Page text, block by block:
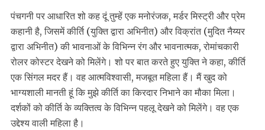
पंचगनी पर आधारित शो कह दूं तुम्हें एक मनोरंजक, मर्डर मिस्ट्री और प्रेम
कहानी है, जिसमें कीर्ति (युक्ति द्वारा अभिनीत) और विक्रांत (मुदित नैय्यर
द्वारा अभिनीत) की भावनाओं के विभिन्न रंग और भावनात्मक, रोमांचकारी
रोलर कोस्टर देखने को मिलेंगे। शो पर बात करते हुए युक्ति ने कहा, कीर्ति
एक सिंगल मदर हैं। वह आत्मविश्वासी, मजबूत महिला हैं। मैं खुद को
भाग्यशाली मानती हूं कि मुझे कीर्ति का किरदार निभाने का मौका मिला।
दर्शकों को कीर्ति के व्यक्तित्व के विभिन्न पहलू देखने को मिलेंगे। वह एक
उद्देश्य वाली महिला है।